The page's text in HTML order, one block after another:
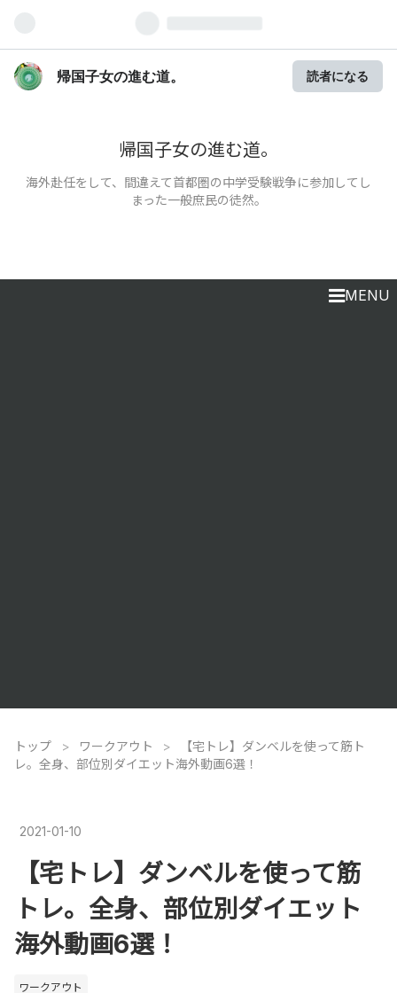
帰国子女の進む道。 読者になる
帰国子女の進む道。
海外赴任をして、間違えて首都圏の中学受験戦争に参加してし
まった一般庶民の徒然。
MENU
トップ > ワークアウト >
【宅トレ】ダンベルを使って筋ト
レ。全身、部位別ダイエット海外動画6選！
2021-01-10
【宅トレ】ダンベルを使って筋
トレ。全身、部位別ダイエット
海外動画6選！
ワークアウト